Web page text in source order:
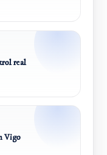
real
Vigo